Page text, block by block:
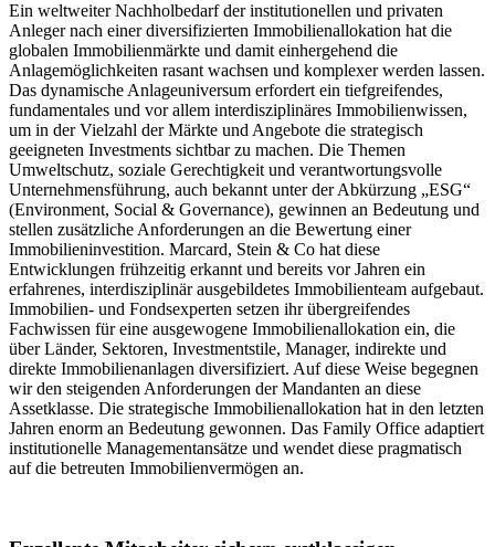
Ein weltweiter Nachholbedarf der institutionellen und privaten
Anleger nach einer diversifizierten Immobilienallokation hat die
globalen Immobilienmärkte und damit einhergehend die
Anlagemöglichkeiten rasant wachsen und komplexer werden lassen.
Das dynamische Anlageuniversum erfordert ein tiefgreifendes,
fundamentales und vor allem interdisziplinäres Immobilienwissen,
um in der Vielzahl der Märkte und Angebote die strategisch
geeigneten Investments sichtbar zu machen. Die Themen
Umweltschutz, soziale Gerechtigkeit und verantwortungsvolle
Unternehmensführung, auch bekannt unter der Abkürzung „ESG“
(Environment, Social & Governance), gewinnen an Bedeutung und
stellen zusätzliche Anforderungen an die Bewertung einer
Immobilieninvestition. Marcard, Stein & Co hat diese
Entwicklungen frühzeitig erkannt und bereits vor Jahren ein
erfahrenes, interdisziplinär ausgebildetes Immobilienteam aufgebaut.
Immobilien- und Fondsexperten setzen ihr übergreifendes
Fachwissen für eine ausgewogene Immobilienallokation ein, die
über Länder, Sektoren, Investmentstile, Manager, indirekte und
direkte Immobilienanlagen diversifiziert. Auf diese Weise begegnen
wir den steigenden Anforderungen der Mandanten an diese
Assetklasse. Die strategische Immobilienallokation hat in den letzten
Jahren enorm an Bedeutung gewonnen. Das Family Office adaptiert
institutionelle Managementansätze und wendet diese pragmatisch
auf die betreuten Immobilienvermögen an.